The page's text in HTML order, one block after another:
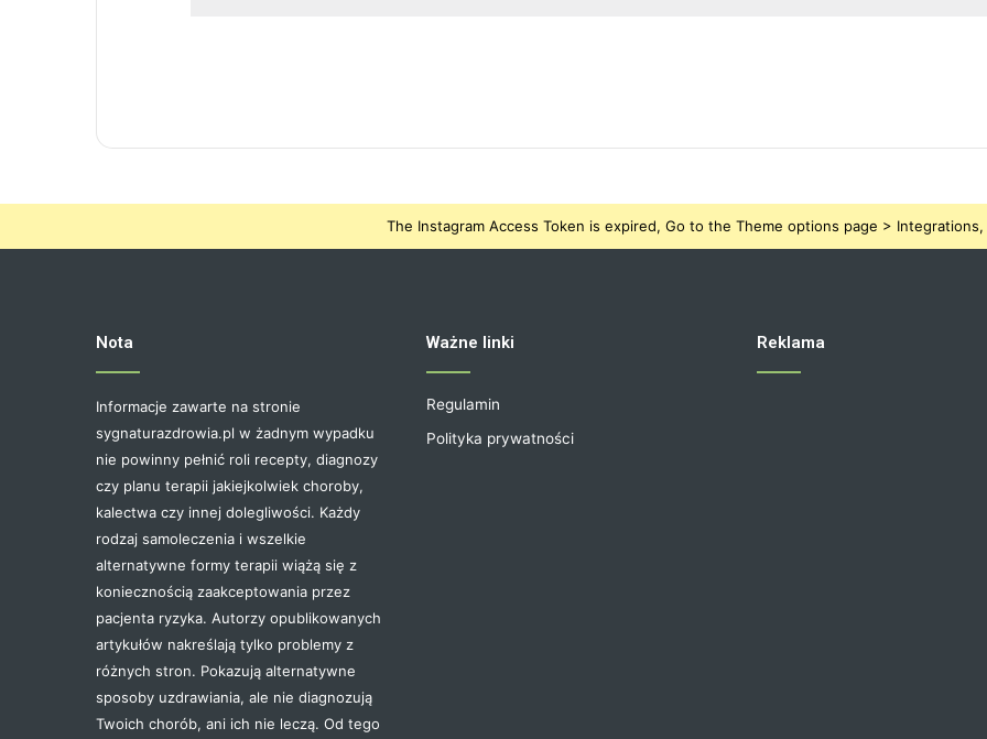
The Instagram Access Token is expired, Go to the Theme options page >
Nota
Informacje zawarte na stronie
sygnaturazdrowia.pl w żadnym wypadku
nie powinny pełnić roli recepty, diagnozy
czy planu terapii jakiejkolwiek choroby,
kalectwa czy innej dolegliwości. Każdy
rodzaj samoleczenia i wszelkie
alternatywne formy terapii wiążą się z
koniecznością zaakceptowania przez
pacjenta ryzyka. Autorzy opublikowanych
artykułów nakreślają tylko problemy z
różnych stron. Pokazują alternatywne
sposoby uzdrawiania, ale nie diagnozują
Twoich chorób, ani ich nie leczą. Od tego
Ważne linki
Regulamin
Polityka prywatności
Reklama